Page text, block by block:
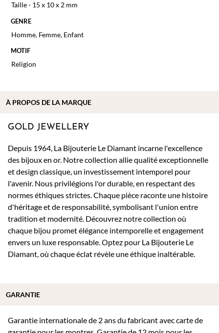
Taille - 15 x 10 x 2 mm
GENRE
Homme, Femme, Enfant
MOTIF
Religion
GOLD JEWELLERY
Depuis 1964, La Bijouterie Le Diamant incarne l'excellence
des bijoux en or. Notre collection allie qualité exceptionnelle
et design classique, un investissement intemporel pour
l'avenir. Nous privilégions l'or durable, en respectant des
normes éthiques strictes. Chaque pièce raconte une histoire
d'héritage et de responsabilité, symbolisant l'union entre
tradition et modernité. Découvrez notre collection où
chaque bijou promet élégance intemporelle et engagement
envers un luxe responsable. Optez pour La Bijouterie Le
Diamant, où chaque éclat révèle une éthique inaltérable.
Garantie internationale de 2 ans du fabricant avec carte de
À PROPOS DE LA MARQUE
GARANTIE